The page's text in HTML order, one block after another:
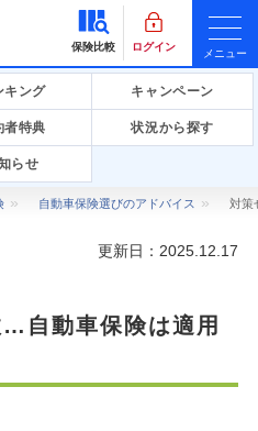
保険比較 ログイン
メニュー
キング キャンペーン
者特典 状況から探す
らせ
自動車保険選びのアドバイス 対策
更新日：2025.12.17
自動車保険は適用